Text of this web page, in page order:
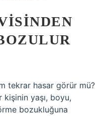
tekrar hasar görür mü?
kişinin yaşı, boyu,
bozukluğuna